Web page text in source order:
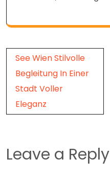
Post
navigation
See Wien Stilvolle
Begleitung In Einer
Stadt Voller
Eleganz
Leave a Reply